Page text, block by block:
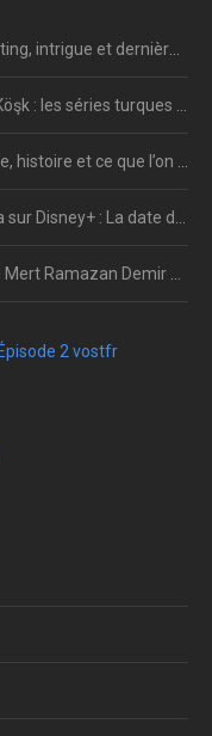
et dernières informations
les plus attendues de l’été 2026
et ce que l’on sait déjà
et le calendrier complet des épisodes
s’arrête après 7 épisodes
2 vostfr